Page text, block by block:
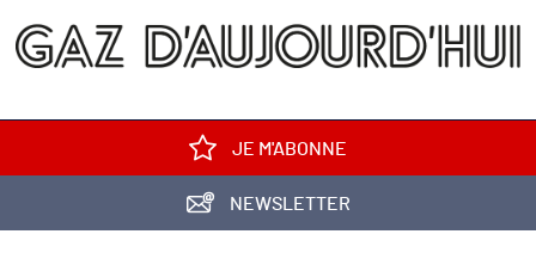
JE M'ABONNE
NEWSLETTER